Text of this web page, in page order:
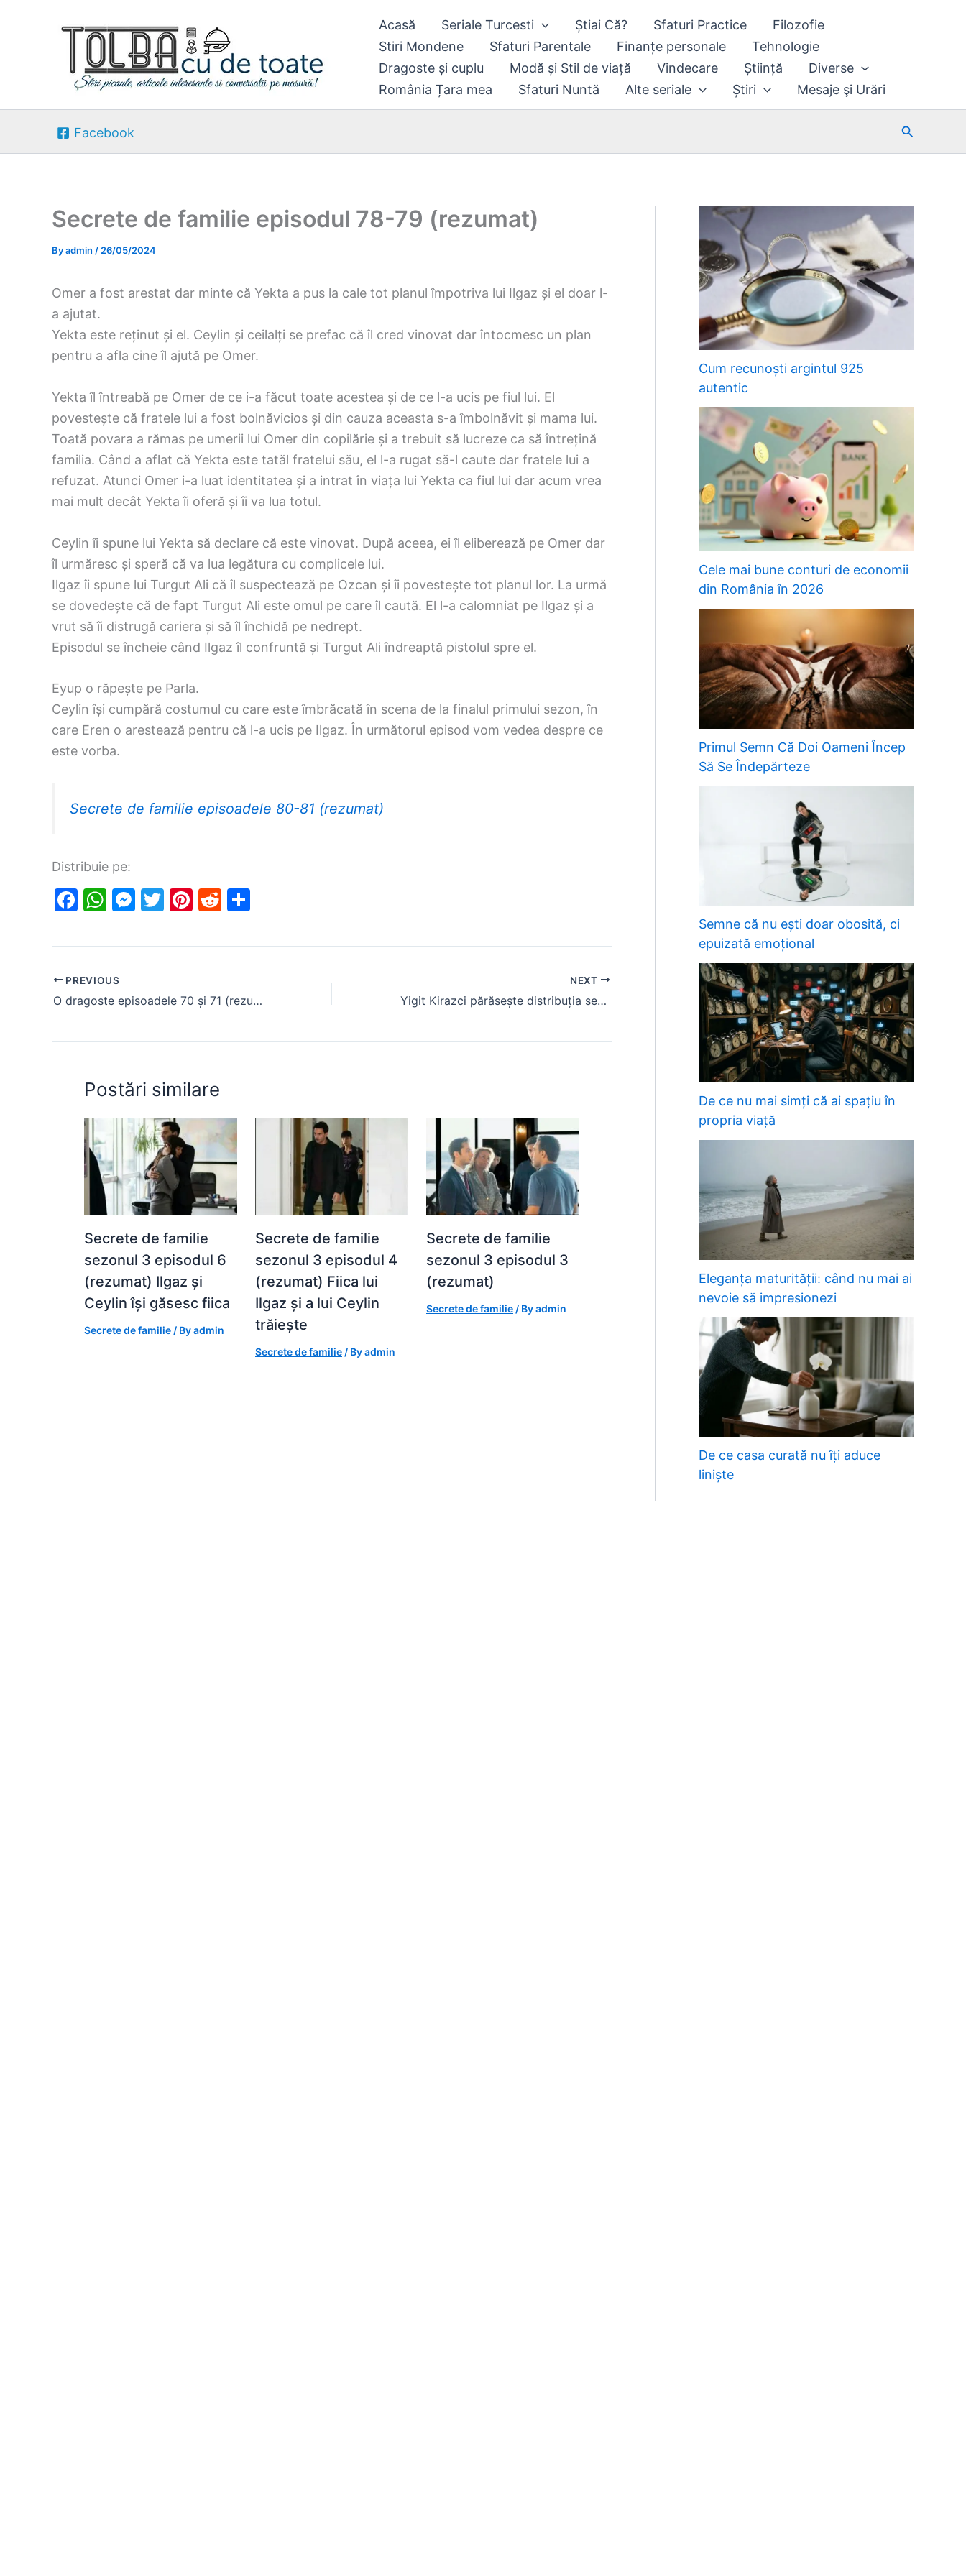
Acasă Seriale Turcesti Știai Că? Sfaturi Practice
Filozofie
Stiri Mondene
Sfaturi Parentale Finanțe personale
Tehnologie
Dragoste și cuplu
Modă și Stil de viață Vindecare Știință
Diverse
România Țara mea
Sfaturi Nuntă Alte seriale Știri Mesaje şi Urări
Facebook Search
Secrete de familie episodul 78-79 (rezumat)
Byadmin / 26/05/2024
Omer a fost arestat dar minte că Yekta a pus la cale tot planul împotriva lui Ilgaz și el doar l-
a ajutat.
Yekta este reținut și el. Ceylin și ceilalți se prefac că îl cred vinovat dar întocmesc un plan
pentru a afla cine îl ajută pe Omer.
Yekta îl întreabă pe Omer de ce i-a făcut toate acestea și de ce l-a ucis pe fiul lui. El
povestește că fratele lui a fost bolnăvicios și din cauza aceasta s-a îmbolnăvit și mama lui.
Toată povara a rămas pe umerii lui Omer din copilărie și a trebuit să lucreze ca să întrețină
familia. Când a aflat că Yekta este tatăl fratelui său, el l-a rugat să-l caute dar fratele lui a
refuzat. Atunci Omer i-a luat identitatea și a intrat în viața lui Yekta ca fiul lui dar acum vrea
mai mult decât Yekta îi oferă și îi va lua totul.
Ceylin îi spune lui Yekta să declare că este vinovat. După aceea, ei îl eliberează pe Omer dar
îl urmăresc și speră că va lua legătura cu complicele lui.
Ilgaz îi spune lui Turgut Ali că îl suspectează pe Ozcan și îi povestește tot planul lor. La urmă
se dovedește că de fapt Turgut Ali este omul pe care îl caută. El l-a calomniat pe Ilgaz și a
vrut să îi distrugă cariera și să îl închidă pe nedrept.
Episodul se încheie când Ilgaz îl confruntă și Turgut Ali îndreaptă pistolul spre el.
Eyup o răpește pe Parla.
Ceylin își cumpără costumul cu care este îmbrăcată în scena de la finalul primului sezon, în
care Eren o arestează pentru că l-a ucis pe Ilgaz. În următorul episod vom vedea despre ce
este vorba.
Secrete de familie episoadele 80-81 (rezumat)
Distribuie pe:
F
c
b
o
o
W
at
A
p
p
M
s
e
n
g
T
itt
Pi
er
st
R
d
t
ar
PREVIOUS
O dragoste episoadele 70 și 71 (rezumat)
NEXT
Yigit Kirazci părăsește distribuția serialului “O dragoste”
Postări similare
Secrete de familie
sezonul 3 episodul 6
(rezumat) Ilgaz și
Ceylin își găsesc fiica
Secrete de familie / Byadmin
Secrete de familie
sezonul 3 episodul 4
(rezumat) Fiica lui
Ilgaz și a lui Ceylin
trăiește
Secrete de familie / Byadmin
Secrete de familie
sezonul 3 episodul 3
(rezumat)
Secrete de familie / Byadmin
Cum recunoști argintul 925
autentic
Cele mai bune conturi de economii
din România în 2026
Primul Semn Că Doi Oameni Încep
Să Se Îndepărteze
Semne că nu ești doar obosită, ci
epuizată emoțional
De ce nu mai simți că ai spațiu în
propria viață
Eleganța maturității: când nu mai ai
nevoie să impresionezi
De ce casa curată nu îți aduce
liniște